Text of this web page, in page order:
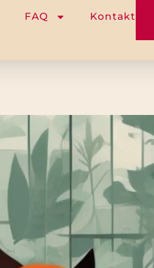
FAQ Kontakt